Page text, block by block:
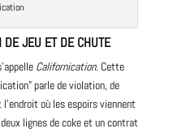
DE JEU ET DE CHUTE
Californication. Cette
parle de violation, de
où les espoirs viennent
lignes de coke et un contrat